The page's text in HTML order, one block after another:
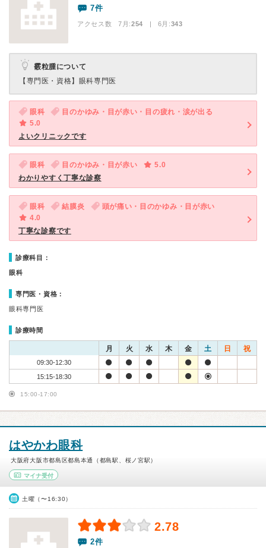
7件
アクセス数 7月:254 | 6月:343
霰粒腫について
【専門医・資格】 眼科専門医
眼科
目のかゆみ・目が赤い・目の疲れ・涙が出る
5.0
よいクリニックです
眼科 目のかゆみ・目が赤い
5.0
わかりやすく丁寧な診察
眼科 結膜炎
頭が痛い・目のかゆみ・目が赤い
4.0
丁寧な診察です
診療科目：
眼科
専門医・資格：
眼科専門医
診療時間
月 火 水 木 金 土 日 祝
09:30-12:30
15:15-18:30
15:00-17:00
はやかわ眼科
大阪府大阪市都島区都島本通（都島駅、桜ノ宮駅）
マイナ受付
土曜（〜16:30）
2.78
2件